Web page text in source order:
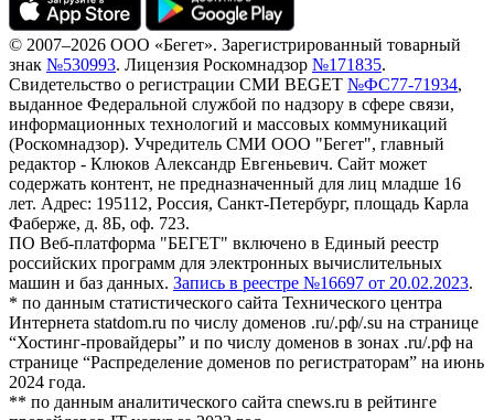
© 2007–2026 ООО «Бегет». Зарегистрированный товарный
знак №530993. Лицензия Роскомнадзор №171835.
Свидетельство о регистрации СМИ BEGET №ФС77-71934,
выданное Федеральной службой по надзору в сфере связи,
информационных технологий и массовых коммуникаций
(Роскомнадзор). Учредитель СМИ ООО "Бегет", главный
редактор - Клюков Александр Евгеньевич. Сайт может
содержать контент, не предназначенный для лиц младше 16
лет. Адрес: 195112, Россия, Санкт-Петербург, площадь Карла
Фаберже, д. 8Б, оф. 723.
ПО Веб-платформа "БЕГЕТ" включено в Единый реестр
российских программ для электронных вычислительных
машин и баз данных. Запись в реестре №16697 от 20.02.2023.
* по данным статистического сайта Технического центра
Интернета statdom.ru по числу доменов .ru/.рф/.su на странице
“Хостинг-провайдеры” и по числу доменов в зонах .ru/.рф на
странице “Распределение доменов по регистраторам” на июнь
2024 года.
** по данным аналитического сайта cnews.ru в рейтинге